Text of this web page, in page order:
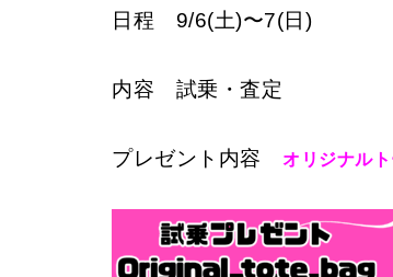
日程 9/6(土)〜7(日)
内容 試乗・査定
プレゼント内容 オリジナル